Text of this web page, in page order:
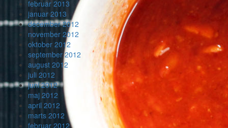
februar 2013
januar 2013
december 2012
november 2012
oktober 2012
september 2012
august 2012
juli 2012
juni 2012
maj 2012
april 2012
marts 2012
februar 2012